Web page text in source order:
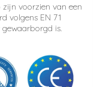
zijn voorzien van een
volgens EN 71
is.